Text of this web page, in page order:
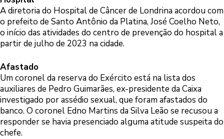
A diretoria do Hospital de Câncer de Londrina acordou com
o prefeito de Santo Antônio da Platina, José Coelho Neto,
o início das atividades do centro de prevenção do hospital a
partir de julho de 2023 na cidade.
Afastado
Um coronel da reserva do Exército está na lista dos
auxiliares de Pedro Guimarães, ex-presidente da Caixa
investigado por assédio sexual, que foram afastados do
banco. O coronel Edno Martins da Silva Leão se recusou a
responder se havia presenciado alguma atitude suspeita do
chefe.